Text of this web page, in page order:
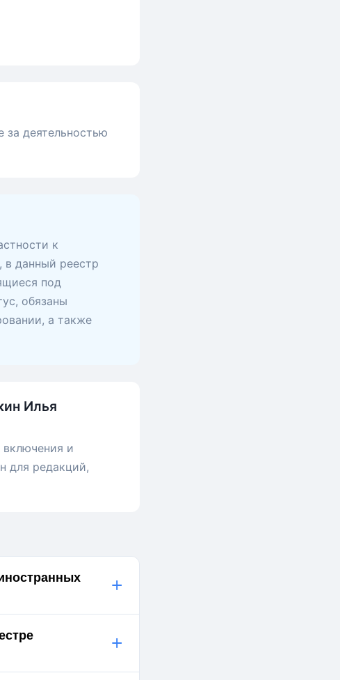
деятельностью
к
в данный реестр
под
обязаны
а также
Илья
включения и
для редакций,
+
+